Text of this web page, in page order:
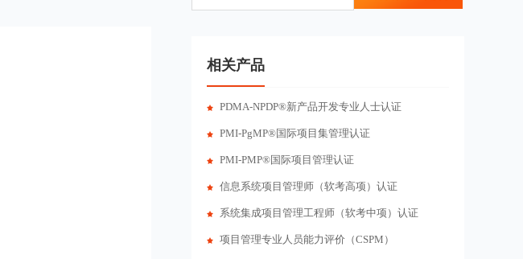
相关产品
PDMA-NPDP®新产品开发专业人士认证
PMI-PgMP®国际项目集管理认证
PMI-PMP®国际项目管理认证
信息系统项目管理师（软考高项）认证
系统集成项目管理工程师（软考中项）认证
项目管理专业人员能力评价（CSPM）